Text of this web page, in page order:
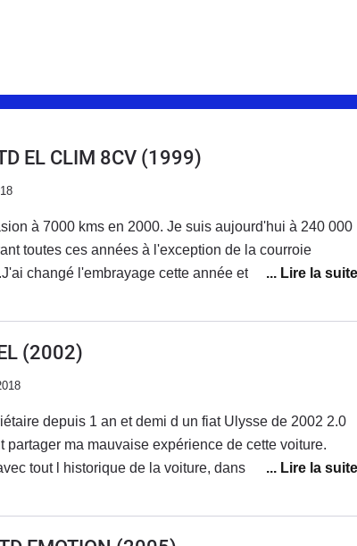
EL CLIM 8CV (1999)
à 7000 kms en 2000. Je suis aujourd'hui à 240 000
toutes ces années à l'exception de la courroie
changé l'embrayage cette année et j'ai roulé près de
très bonne routière.La puissance permet de rouler
remplace quelques pièces d'usure, mais jamais de
contre je ne vais jamais en concession où les prix sont
(2002)
depuis 1 an et demi d un fiat Ulysse de 2002 2.0
partager ma mauvaise expérience de cette voiture.
tout l historique de la voiture, dans les 15 jours qui
et 300 Euro de facture je récupère ma voiture qui